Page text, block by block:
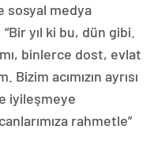
sosyal medya
yıl ki bu, dün gibi.
binlerce dost, evlat
acımızın ayrısı
iyileşmeye
rahmetle”